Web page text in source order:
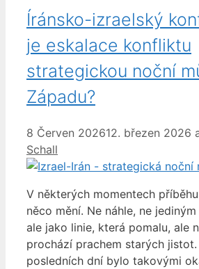
Íránsko-izraelský
je eskalace konfliktu
strategickou noční
Západu?
8 Červen 202612. březen 2026
Schall
V některých momentech
něco mění. Ne náhle, ne
ale jako linie, která pomalu, ale
prochází prachem starých
posledních dní bylo takovými